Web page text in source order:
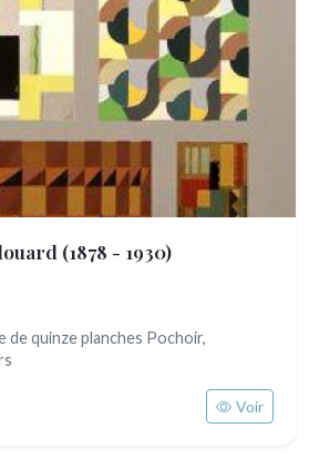
(1878 - 1930)
de quinze planches Pochoir,
Voir